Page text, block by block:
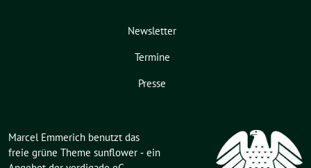
Newsletter
Termine
Presse
Marcel Emmerich benutzt das
freie grüne Theme sunflower ‐ ein